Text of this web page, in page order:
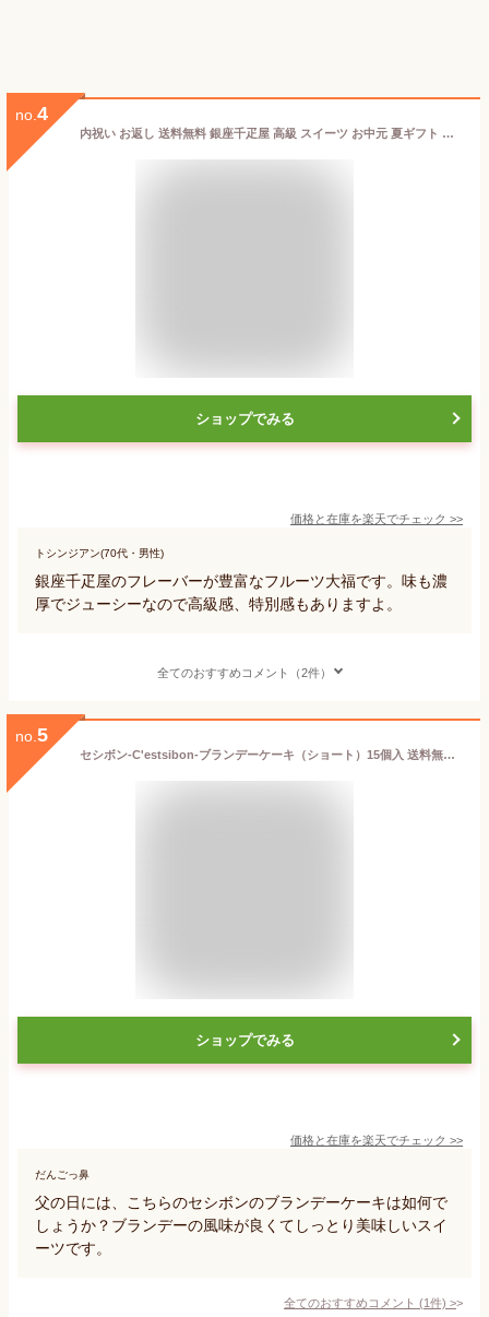
no. 4
内祝い お返し 送料無料 銀座千疋屋 高級 スイーツ お中元 夏ギフト ギフト 和菓子 セット 銀座フルーツ大福 PGS-329 結婚 出産 引出物 快気 快気祝い 新築祝い 引っ越し 引越し ご挨拶 新築 お祝い プレゼント おすすめ 人気
ショップでみる
価格と在庫を楽天でチェック >>
トシンジアン(70代・男性)
銀座千疋屋のフレーバーが豊富なフルーツ大福です。味も濃
厚でジューシーなので高級感、特別感もありますよ。
全てのおすすめコメント（2件）
no. 5
セシボン-C'estsibon-ブランデーケーキ（ショート）15個入 送料無料 洋菓子 生菓子 ケーキ ブランデー 洋酒 バレンタイン ホワイトデー 母の日 父の日 お中元 敬老の日 お歳暮 お年賀 お祝い 内祝 ギフト お返し 冷蔵 船橋屋 瀬止凡 あす楽対応 最強翌日配送
ショップでみる
価格と在庫を楽天でチェック >>
だんごっ鼻
父の日には、こちらのセシボンのブランデーケーキは如何で
しょうか？ブランデーの風味が良くてしっとり美味しいスイ
ーツです。
全てのおすすめコメント (1件) >